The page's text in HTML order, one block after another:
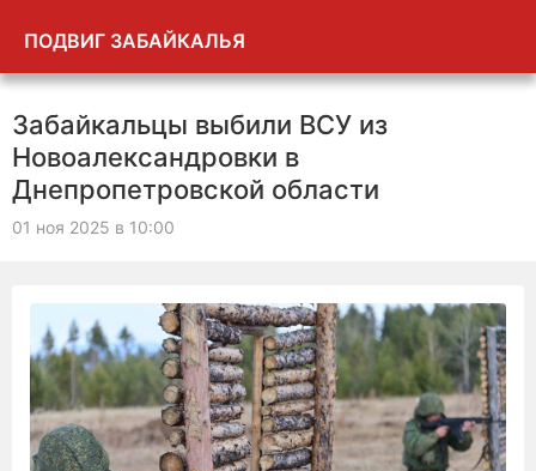
ПОДВИГ ЗАБАЙКАЛЬЯ
Забайкальцы выбили ВСУ из
Новоалександровки в
Днепропетровской области
01 ноя 2025 в 10:00